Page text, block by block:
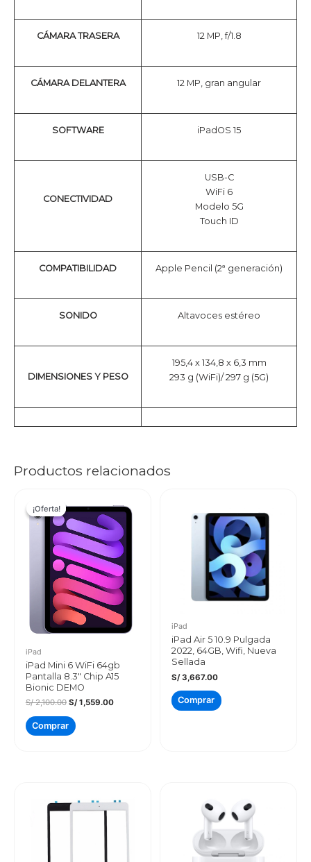
CÁMARA TRASERA 12 MP, f/1.8
CÁMARA DELANTERA 12 MP, gran angular
SOFTWARE iPadOS 15
CONECTIVIDAD
USB-C
WiFi 6
Modelo 5G
Touch ID
COMPATIBILIDAD Apple Pencil (2ª generación)
SONIDO Altavoces estéreo
DIMENSIONES Y PESO
195,4 x 134,8 x 6,3 mm
293 g (WiFi)/ 297 g (5G)
Productos relacionados
¡Oferta!
¡Oferta!
iPad
iPad Mini 6 WiFi 64gb
Pantalla 8.3″ Chip A15
Bionic DEMO
S/2,100.00 El
original
era:
S/1,559.00El
Comprar
iPad
iPad Air 5 10.9 Pulgada
2022, 64GB, Wifi, Nueva
Sellada
S/3,667.00
Comprar